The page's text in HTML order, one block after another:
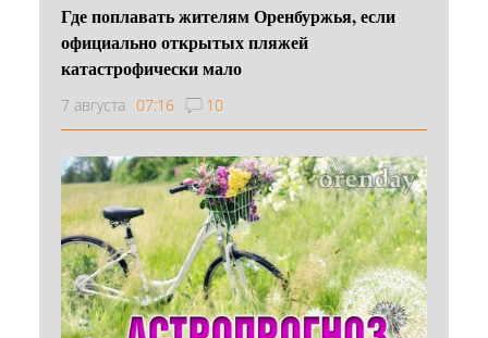
Где поплавать жителям Оренбуржья, если
официально открытых пляжей
катастрофически мало
7 августа 07:16 10